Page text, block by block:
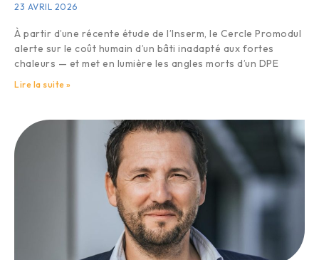
23 AVRIL 2026
À partir d’une récente étude de l’Inserm, le Cercle Promodul
alerte sur le coût humain d’un bâti inadapté aux fortes
chaleurs — et met en lumière les angles morts d’un DPE
Lire la suite »